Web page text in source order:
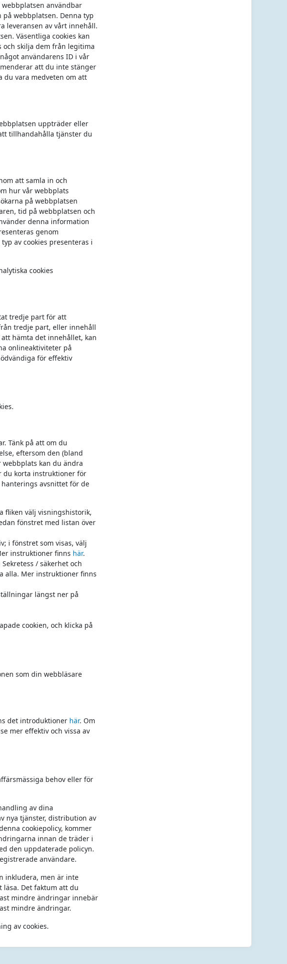
användbar
webbplatsen. Denna typ
leveransen av vårt innehåll.
Väsentliga cookies kan
och skilja dem från legitima
användarens ID i vår
att du inte stänger
du vara medveten om att
uppträder eller
tillhandahålla tjänster du
att samla in och
hur vår webbplats
på webbplatsen
tid på webbplatsen och
denna information
genom
av cookies presenteras i
cookies
tredje part för att
tredje part, eller innehåll
hämta det innehållet, kan
onlineaktiviteter på
för effektiv
Tänk på att om du
eftersom den (bland
kan du ändra
du korta instruktioner för
avsnittet för de
fliken välj visningshistorik,
fönstret med listan över
i fönstret som visas, välj
instruktioner finns här.
/ säkerhet och
alla. Mer instruktioner finns
längst ner på
cookien, och klicka på
som din webbläsare
det introduktioner här. Om
mer effektiv och vissa av
behov eller för
av dina
nya tjänster, distribution av
cookiepolicy, kommer
innan de träder i
den uppdaterade policyn.
användare.
inkludera, men är inte
Det faktum att du
mindre ändringar innebär
mindre ändringar.
av cookies.